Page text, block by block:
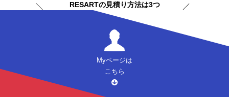
RESARTの見積り方法は3つ
Myページは
こちら